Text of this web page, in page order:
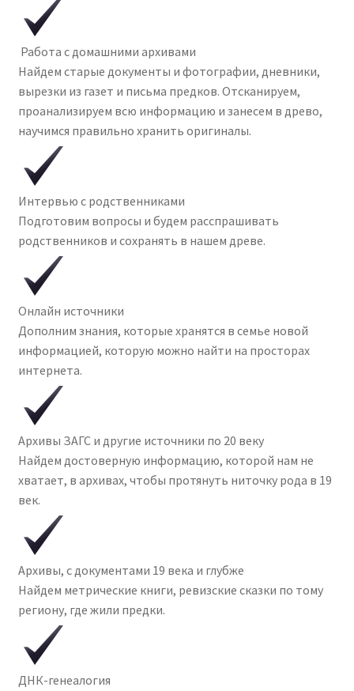
Работа с домашними архивами
Найдем старые документы и фотографии, дневники,
вырезки из газет и письма предков. Отсканируем,
проанализируем всю информацию и занесем в древо,
научимся правильно хранить оригиналы.
Интервью с родственниками
Подготовим вопросы и будем расспрашивать
родственников и сохранять в нашем древе.
Онлайн источники
Дополним знания, которые хранятся в семье новой
информацией, которую можно найти на просторах
интернета.
Архивы ЗАГС и другие источники по 20 веку
Найдем достоверную информацию, которой нам не
хватает, в архивах, чтобы протянуть ниточку рода в 19
век.
Архивы, с документами 19 века и глубже
Найдем метрические книги, ревизские сказки по тому
региону, где жили предки.
ДНК-генеалогия